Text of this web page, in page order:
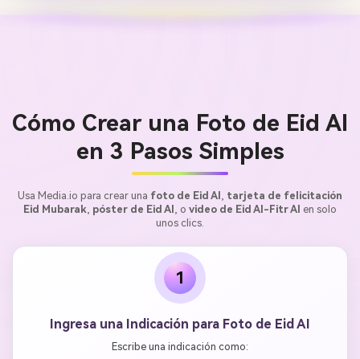
Cómo Crear una Foto de Eid AI
en 3 Pasos Simples
Usa Media.io para crear una foto de Eid AI , tarjeta de felicitación
Eid Mubarak, póster de Eid AI , o video de Eid Al-Fitr AI en solo
unos clics.
1
Ingresa una Indicación para Foto de Eid AI
Escribe una indicación como: